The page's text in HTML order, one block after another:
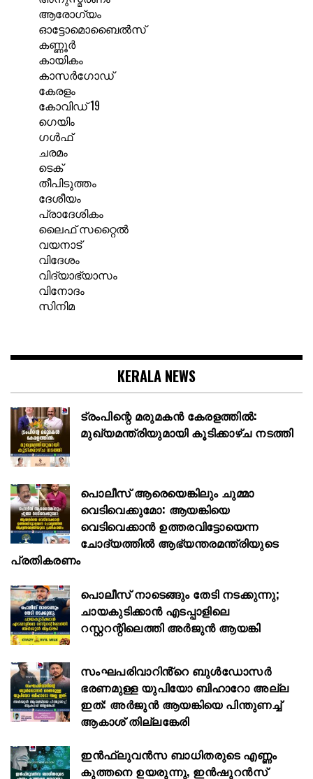
ആരോഗ്യം
ഓട്ടോമൊബൈൽസ്
കണ്ണൂർ
കായികം
കാസർഗോഡ്
കേരളം
കോവിഡ് 19
ഗെയിം
ഗൾഫ്
ചരമം
ടെക്
തീപിടുത്തം
ദേശീയം
പ്രാദേശികം
ലൈഫ് സറ്റൈൽ
വയനാട്
വിദേശം
വിദ്യാഭ്യാസം
വിനോദം
സിനിമ
KERALA NEWS
ട്രംപിന്റെ മരുമകൻ കേരളത്തിൽ:
മുഖ്യമന്ത്രിയുമായി കൂടിക്കാഴ്ച നടത്തി
പൊലീസ് ആരെയെങ്കിലും ചുമ്മാ
വെടിവെക്കുമോ: ആയങ്കിയെ
വെടിവെക്കാൻ ഉത്തരവിട്ടോയെന്ന
ചോദ്യത്തിൽ ആഭ്യന്തരമന്ത്രിയുടെ
പ്രതികരണം
പൊലീസ് നാടെങ്ങും തേടി നടക്കുന്നു;
ചായകുടിക്കാൻ എടപ്പാളിലെ
റസ്റ്ററന്റിലെത്തി അർജുൻ ആയങ്കി
സംഘപരിവാറിൻ്റെ ബുള്‍ഡോസര്‍
ഭരണമുള്ള യുപിയോ ബിഹാറോ അല്ല
ഇത്: അര്‍ജുന്‍ ആയങ്കിയെ പിന്തുണച്ച്
ആകാശ് തില്ലങ്കേരി
ഇൻഫ്ലുവൻസ ബാധിതരുടെ എണ്ണം
കുത്തനെ ഉയരുന്നു, ഇൻഷുറൻസ്